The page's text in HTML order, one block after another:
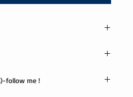
リータイムスストリングスバン
follow me !